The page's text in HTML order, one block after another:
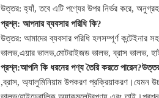
উত্তর: হ্যাঁ, তবে এটি পণ্যের উপর নির্ভর করে, অনুগ্রহ
প্রশ্ন: আপনার ব্যবসার পরিধি কি?
উত্তর: আমাদের ব্যবসার পরিধি হলসম্পূর্ণ কন্টেইনার
ভালভ,এয়ার ভালভ,মোটরাইজড ভালভ,ব্রাস ভালভ,
প্রশ্ন:আপনি কি ধরনের পণ্য তৈরি করতে পারেন?
,ব্রাস, অ্যালুমিনিয়াম উপকরণ প্রক্রিয়াকরণ।যেমন